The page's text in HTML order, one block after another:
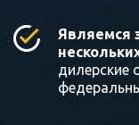
Являемся
дилерские